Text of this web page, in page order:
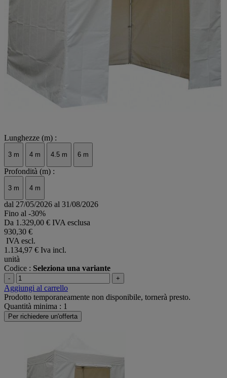
Lunghezze (m) :
3 m 4 m 4.5 m 6 m
Profondità (m) :
3 m 4 m
dal 27/05/2026 al 31/08/2026
Fino al -30%
Da 1.329,00 € IVA esclusa
930,30 €
IVA escl.
1.134,97 € Iva incl.
unità
Codice : Seleziona una variante
- +
Aggiungi al carrello
Prodotto temporaneamente non disponibile, tornerà presto.
Quantità minima : 1
Per richiedere un'offerta